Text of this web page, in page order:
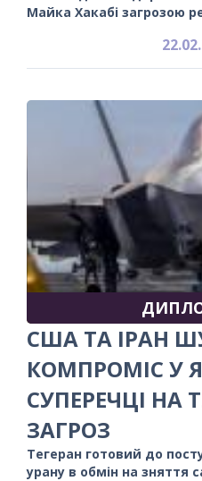
Майка Хакабі загрозою
США ТА ІРАН
КОМПРОМІС У
СУПЕРЕЧЦІ НА
ЗАГРОЗ
Тегеран готовий до
урану в обмін на зняття